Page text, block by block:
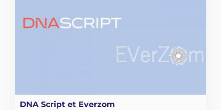
DNA Script et Everzom